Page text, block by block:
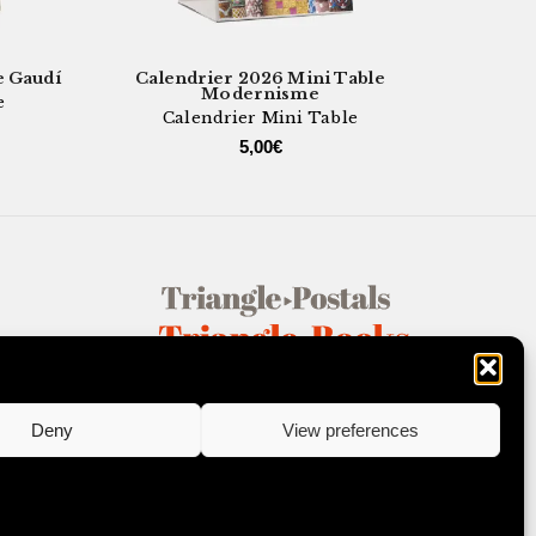
Deny View preferences
Gaudí
Calendrier 2026 Mini Table
Modernisme
Calendrier Mini Table
5,00€